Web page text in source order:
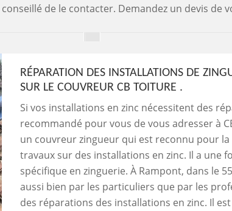
de le contacter. Demandez un devis de
RÉPARATION DES INSTALLATIONS DE
SUR LE COUVREUR CB TOITURE .
Si vos installations en zinc nécessitent des
recommandé pour vous de vous adresser à
un couvreur zingueur qui est reconnu pour la
travaux sur des installations en zinc. Il a une
spécifique en zinguerie. À Rampont, dans le
aussi bien par les particuliers que par les
des réparations des installations en zinc. Il